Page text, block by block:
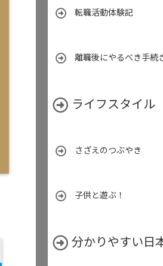
転職活動体験記
離職後にやるべき手続
ライフスタイル
さざえのつぶやき
子供と遊ぶ！
分かりやすい日